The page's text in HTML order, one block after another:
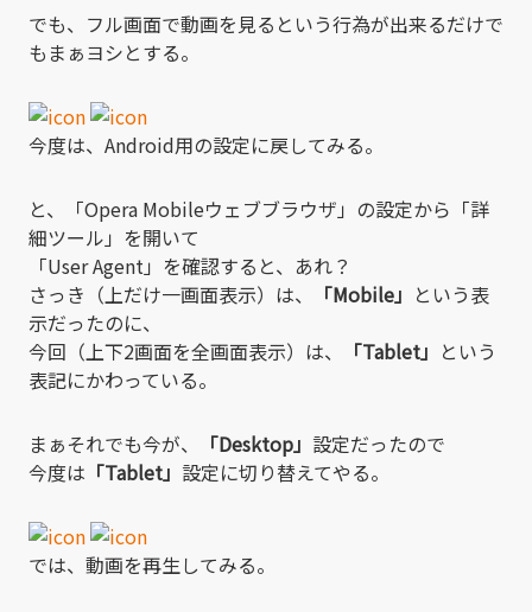
でも、フル画面で動画を見るという行為が出来るだけで
もまぁヨシとする。
今度は、Android用の設定に戻してみる。
と、「Opera Mobileウェブブラウザ」の設定から「詳
細ツール」を開いて
「User Agent」を確認すると、あれ？
さっき（上だけ一画面表示）は、
「Mobile」 という表
示だったのに、
今回（上下2画面を全画面表示）は、
「Tablet」 という
表記にかわっている。
まぁそれでも今が、 「Desktop」 設定だったので
今度は 「Tablet」 設定に切り替えてやる。
では、動画を再生してみる。